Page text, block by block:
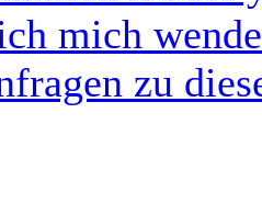
mich
zu